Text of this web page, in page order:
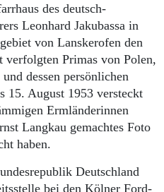
des deutsch-
Leonhard Jakubassa in
von Lanskerofen den
verfolgten Primas von Polen,
dessen persönlichen
15. August 1953 versteckt
Ermländerinnen
Langkau gemachtes Foto
haben.
Deutschland
bei den Kölner Ford-